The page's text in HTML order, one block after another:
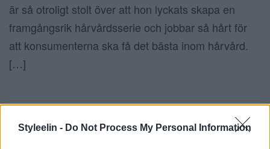
Styleelin - Do Not Process My Personal Information
är så otroligt stolt över att hon lyckats skapa en
framgångsrik hårvårdsserie och jobbar så hårt för
att konsumenterna ska få det bästa inom hårvård.
[…]